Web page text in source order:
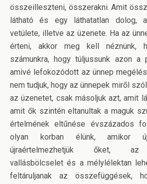
összeilleszteni, összerakni. Amit
látható és egy láthatatlan dolog,
vetülete, illetve az üzenete. Ha az
érteni, akkor meg kell néznünk,
számunkra, hogy túljussunk azon a
amivé lefokozódott az ünnep
nem tudjuk, hogy az ünnepek miről
az üzenetet, csak másoljuk azt, amit
amit ők szintén eltanultak a maguk
értelmének eltűnése évszázados
olyan korban élünk, amikor
újraértelmezhetjük őket, az
vallásbölcselet és a mélylélektan
feltáruljanak az összefüggések,